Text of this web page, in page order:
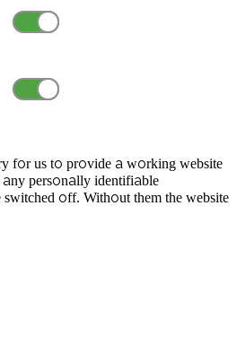
for us to provide a working website
personally identifiable
off. Without them the website